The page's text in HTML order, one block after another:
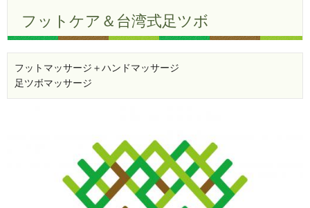
フットケア＆台湾式足ツボ
フットマッサージ＋ハンドマッサージ
足ツボマッサージ